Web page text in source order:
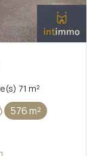
Maison 4 pièce(s) 2 chambre(s) 71 m²
576 m²